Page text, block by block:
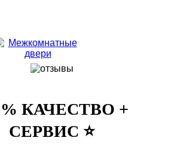
КАЧЕСТВО +
СЕРВИС ⭐️